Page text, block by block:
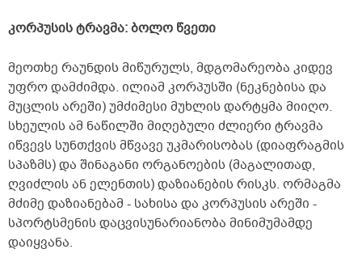
კორპუსის ტრავმა: ბოლო წვეთი
მეოთხე რაუნდის მიწურულს, მდგომარეობა კიდევ
უფრო დამძიმდა. ილიამ კორპუსში (ნეკნებისა და
მუცლის არეში) უმძიმესი მუხლის დარტყმა მიიღო.
სხეულის ამ ნაწილში მიღებული ძლიერი ტრავმა
იწვევს სუნთქვის მწვავე უკმარისობას (დიაფრაგმის
სპაზმს) და შინაგანი ორგანოების (მაგალითად,
ღვიძლის ან ელენთის) დაზიანების რისკს. ორმაგმა
მძიმე დაზიანებამ - სახისა და კორპუსის არეში -
სპორტსმენის დაცვისუნარიანობა მინიმუმამდე
დაიყვანა.